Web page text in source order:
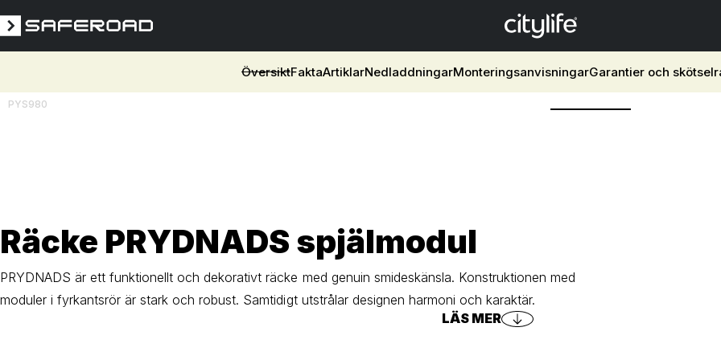
ÖversiktFaktaArtiklarNedladdningarMonteringsanvisningarGarantier och
PYS980
Räcke PRYDNADS spjälmodul
PRYDNADS är ett funktionellt och dekorativt räcke med genuin smideskänsla. Konstruktionen med
moduler i fyrkantsrör är stark och robust. Samtidigt utstrålar designen harmoni och karaktär.
LÄS MER